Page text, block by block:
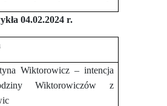
04.02.2024 r.
Wiktorowicz – intencja
Wiktorowiczów z